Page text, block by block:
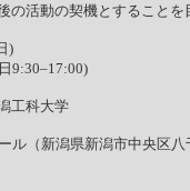
の活動の契機とすることを
)
9:30‒17:00)
工科大学
（新潟県新潟市中央区八